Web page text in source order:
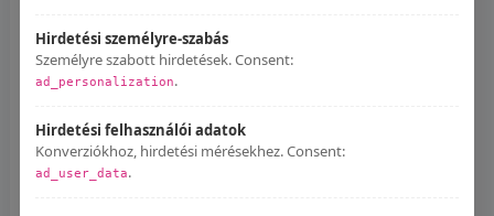
Hirdetési személyre-szabás
Személyre szabott hirdetések. Consent:
ad_personalization.
Hirdetési felhasználói adatok
Konverziókhoz, hirdetési mérésekhez. Consent:
ad_user_data.